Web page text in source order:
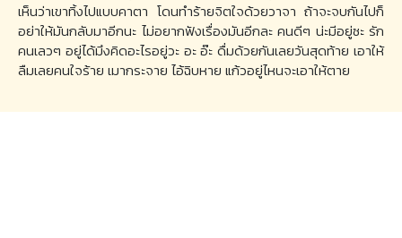
เห็นว่าเขาทิ้งไปแบบคาตา โดนทำร้ายจิตใจด้วยวาจา ถ้าจะจบกันไปก็
อย่าให้มันกลับมาอีกนะ ไม่อยากฟังเรื่องมันอีกละ คนดีๆ น่ะมีอยู่ซะ รัก
คนเลวๆ อยู่ได้มึงคิดอะไรอยู่วะ อะ อ๊ะ ดื่มด้วยกันเลยวันสุดท้าย เอาให้
ลืมเลยคนใจร้าย เมากระจาย ไอ้ฉิบหาย แก้วอยู่ไหนจะเอาให้ตาย